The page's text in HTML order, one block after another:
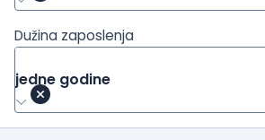
Dužina zaposlenja
jedne godine